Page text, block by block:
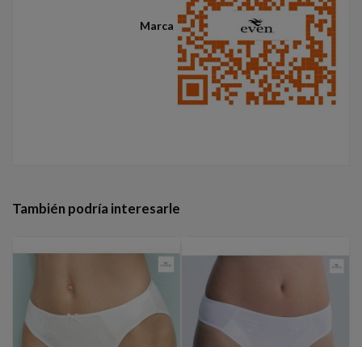
Marca
También podría interesarle